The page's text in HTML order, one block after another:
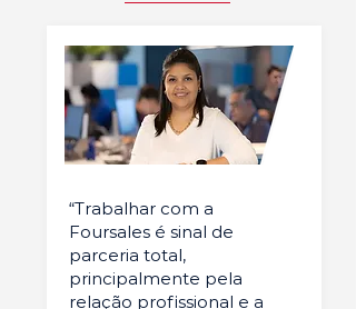
“Trabalhar com a
Foursales é sinal de
parceria total,
principalmente pela
relação profissional e a